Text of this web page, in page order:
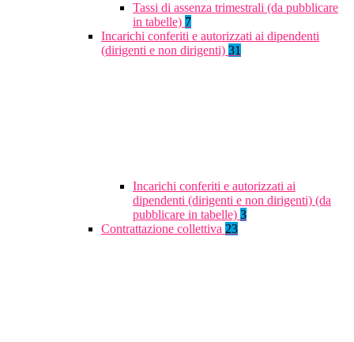
Tassi di assenza trimestrali (da pubblicare
in tabelle) 7
Incarichi conferiti e autorizzati ai dipendenti
(dirigenti e non dirigenti) 31
Incarichi conferiti e autorizzati ai
dipendenti (dirigenti e non dirigenti) (da
pubblicare in tabelle) 3
Contrattazione collettiva 23